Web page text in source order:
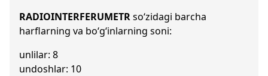
RADIOINTERFERUMETRso‘zidagi barcha
harflarning va bo‘g‘inlarning soni:
unlilar: 8
undoshlar: 10